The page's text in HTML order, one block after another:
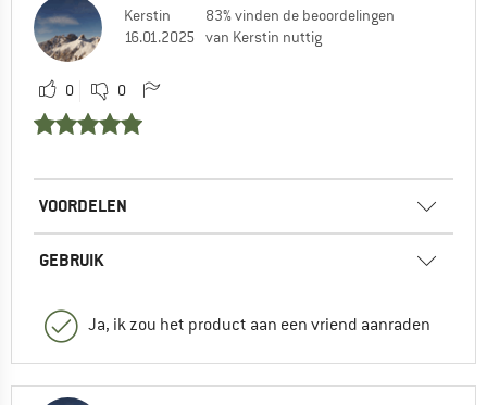
Kerstin
16.01.2025
83% vinden de beoordelingen
van Kerstin nuttig
0 0
VOORDELEN
GEBRUIK
Ja, ik zou het product aan een vriend aanraden